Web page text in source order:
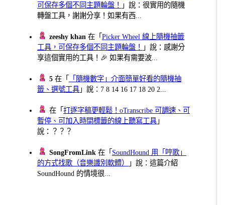
可保存多個不同主題輪盤！
」說：很實用的隨機
轉盤工具，謝謝分享！如果有西...
zeeshy khan 在「Picker Wheel 線上隨機抽籤
工具，可保存多個不同主題輪盤！
」說：感謝分
享這個實用的工具！🎉 如果有需要波...
5 在「
「隨機數字」介面簡單好看的隨機抽
籤、選號工具 」說：7 8 14 16 17 18 20 2...
在「打逐字稿更輕鬆！oTranscribe 可調速、可
暫停、可加入時間標籤的線上聽寫工具 」
說：？？？
SongFromLink 在「 SoundHound 用「哼歌」
的方式找歌（音樂識別軟體）
」說：這篇介紹
SoundHound 的情境很...